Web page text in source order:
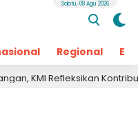
Regional
Sabtu, 08 Agu 2026
KMI Refleksikan Kontribusi